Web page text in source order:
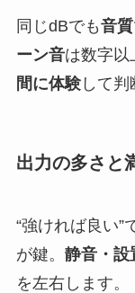
同じdBでも音質
ーン音は数字以
間に体験して判
出力の多さと
“強ければ良い”
が鍵。 静音・設
を左右します。